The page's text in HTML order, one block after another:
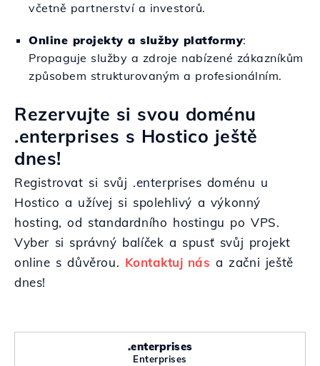
včetně partnerství a investorů.
Online projekty a služby platformy:
Propaguje služby a zdroje nabízené zákazníkům
způsobem strukturovaným a profesionálním.
Rezervujte si svou doménu
.enterprises s Hostico ještě
dnes!
Registrovat si svůj .enterprises doménu u
Hostico a užívej si spolehlivý a výkonný
hosting, od standardního hostingu po VPS.
Vyber si správný balíček a spusť svůj projekt
online s důvěrou. Kontaktuj nás a začni ještě
dnes!
.enterprises
Enterprises